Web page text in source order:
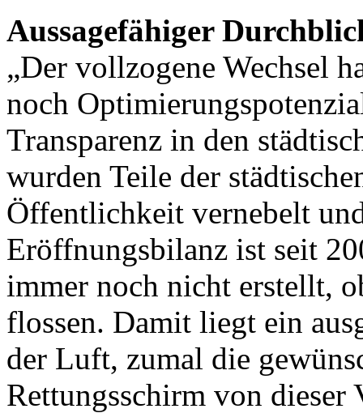
Aussagefähiger
„Der vollzogene Wechsel
noch
Transparenz in den
wurden Teile der
Öffentlichkeit vernebelt
Eröffnungsbilanz ist seit
immer noch nicht erstellt,
flossen. Damit liegt ein
der Luft, zumal die
Rettungsschirm von